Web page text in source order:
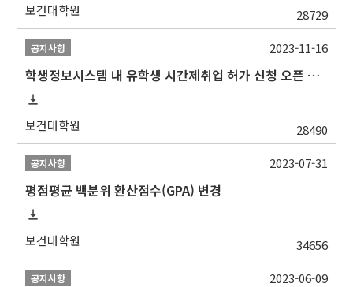
보건대학원 28729
공지사항
학생정보시스템 내 유학생 시간제취업 허가 신청 오픈 안내
보건대학원 28490
2023-11-16
공지사항
평점평균 백분위 환산점수(GPA) 변경
보건대학원 34656
2023-07-31
공지사항 2023-06-09